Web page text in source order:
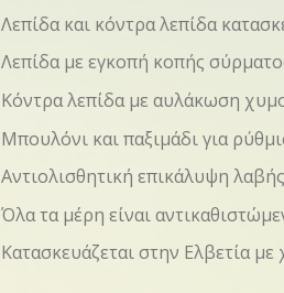
Λεπίδα και κόντρα λεπίδα
Λεπίδα με εγκοπή κοπής
Κόντρα λεπίδα με αυλάκωση
Μπουλόνι και παξιμάδι για
Αντιολισθητική επικάλυψη
Όλα τα μέρη είναι
Κατασκευάζεται στην Ελβετία